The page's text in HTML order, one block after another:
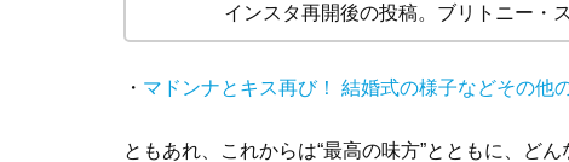
インスタ再開後の投稿。ブリトニー・
・ マドンナとキス再び！ 結婚式の様子などその他
ともあれ、これからは“最高の味方”とともに、ど